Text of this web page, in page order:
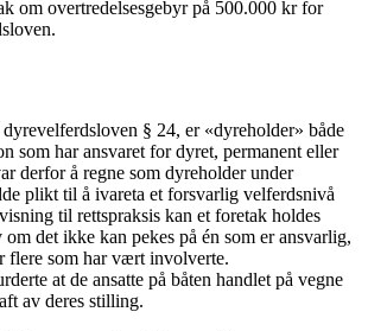
om overtredelsesgebyr på 500.000 kr for
§ 24, er «dyreholder» både
som har ansvaret for dyret, permanent eller
derfor å regne som dyreholder under
plikt til å ivareta et forsvarlig velferdsnivå
til rettspraksis kan et foretak holdes
det ikke kan pekes på én som er ansvarlig,
flere som har vært involverte.
at de ansatte på båten handlet på vegne
av deres stilling.